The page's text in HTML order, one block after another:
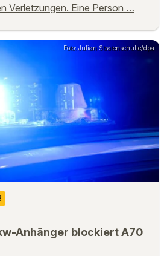
Verletzungen. Eine Person …
Foto: Julian Stratenschulte/dpa
Anhänger blockiert A70